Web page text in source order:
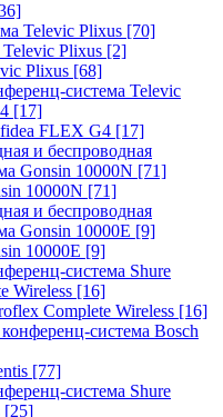
Televic Plixus [70]
Plixus [2]
Plixus [68]
система Televic
[17]
FLEX G4 [17]
и беспроводная
Gonsin 10000N [71]
10000N [71]
и беспроводная
Gonsin 10000E [9]
10000E [9]
система Shure
Wireless [16]
Complete Wireless [16]
система Bosch
[77]
система Shure
[25]